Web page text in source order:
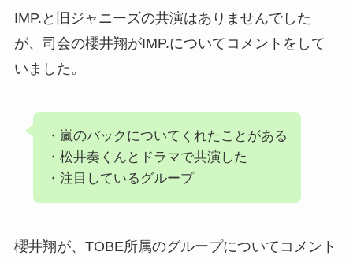
IMP.と旧ジャニーズの共演はありませんでした
が、司会の櫻井翔がIMP.についてコメントをして
いました。
・嵐のバックについてくれたことがある
・松井奏くんとドラマで共演した
・注目しているグループ
櫻井翔が、TOBE所属のグループについてコメント